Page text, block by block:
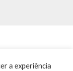
a experiência